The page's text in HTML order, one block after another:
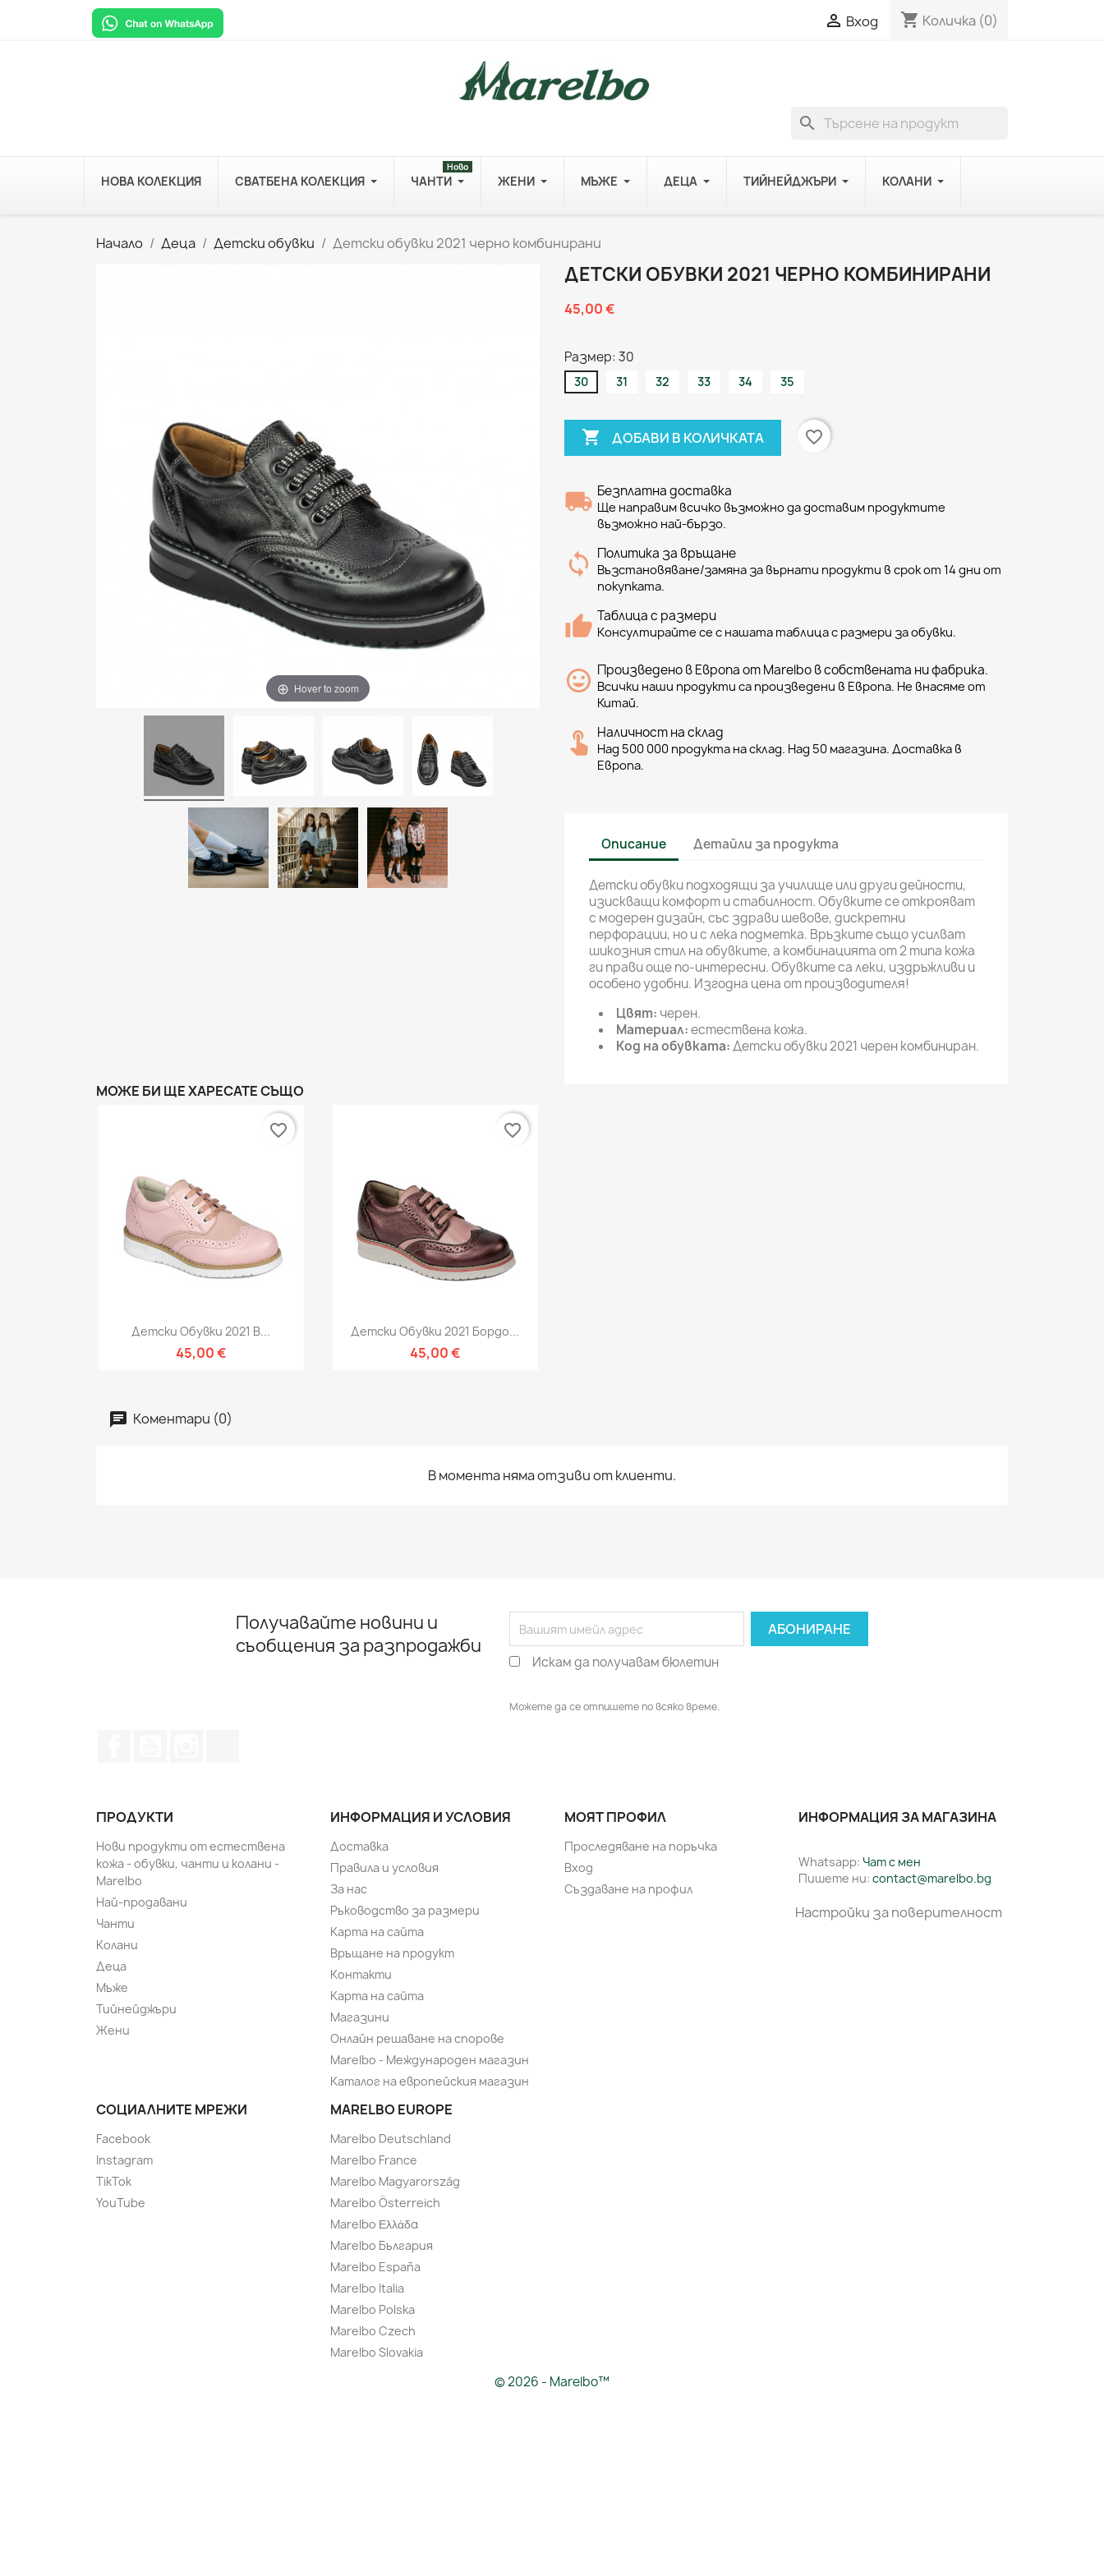
 Вход shopping_cart Количка (0)
search
НОВА КОЛЕКЦИЯ СВАТБЕНА КОЛЕКЦИЯ ЧАНТИ
Ново
ЖЕНИ МЪЖЕ ДЕЦА ТИЙНЕЙДЖЪРИ КОЛАНИ
Начало Деца Детски обувки Детски обувки 2021 черно комбинирани
Hover to zoom
ДЕТСКИ ОБУВКИ 2021 ЧЕРНО КОМБИНИРАНИ
45,00 €
Размер: 30
30 31 32 33 34 35
 ДОБАВИ В КОЛИЧКАТА favorite_border
Безплатна доставка
Ще направим всичко възможно да доставим продуктите
възможно най-бързо.
Политика за връщане
Възстановяване/замяна за върнати продукти в срок от 14 дни от
покупката.
Таблица с размери
Консултирайте се с нашата таблица с размери за обувки.
Произведено в Европа от Marelbo в собствената ни фабрика.
Всички наши продукти са произведени в Европа. Не внасяме от
Китай.
Наличност на склад
Над 500 000 продукта на склад. Над 50 магазина. Доставка в
Европа.
Описание Детайли за продукта
Детски обувки подходящи за училище или други дейности,
изискващи комфорт и стабилност. Обувките се открояват
с модерен дизайн, със здрави шевове, дискретни
перфорации, но и с лека подметка. Връзките също усилват
шикозния стил на обувките, а комбинацията от 2 типа кожа
ги прави още по-интересни. Обувките са леки, издръжливи и
особено удобни. Изгодна цена от производителя!
Цвят: черен.
Материал:естествена кожа.
Код на обувката:Детски обувки 2021 черен комбиниран.
МОЖЕ БИ ЩЕ ХАРЕСАТЕ СЪЩО
Бърз преглед
Детски Обувки 2021 В...
45,00 €
favorite_border
Бърз преглед
Детски Обувки 2021 Бордо...
45,00 €
favorite_border
Коментари (0)
В момента няма отзиви от клиенти.
Получавайте новини и
съобщения за разпродажби
Искам да получавам бюлетин
Можете да се отпишете по всяко време.
ПРОДУКТИ
Нови продукти от естествена
кожа - обувки, чанти и колани -
Marelbo
Най-продавани
Чанти
Колани
Деца
Мъже
Тийнейджъри
Жени
ИНФОРМАЦИЯ И УСЛОВИЯ
Доставка
Правила и условия
За нас
Ръководство за размери
Карта на сайта
Връщане на продукт
Контакти
Карта на сайта
Магазини
Онлайн решаване на спорове
Marelbo - Международен магазин
Каталог на европейския магазин
СОЦИАЛНИТЕ МРЕЖИ
Facebook
Instagram
TikTok
YouTube
MARELBO EUROPE
Marelbo Deutschland
Marelbo France
Marelbo Magyarország
Marelbo Österreich
Marelbo Ελλάδα
Marelbo България
Marelbo España
Marelbo Italia
Marelbo Polska
Marelbo Czech
Marelbo Slovakia
МОЯТ ПРОФИЛ
Проследяване на поръчка
Вход
Създаване на профил
ИНФОРМАЦИЯ ЗА МАГАЗИНА
Whatsapp: Чат с мен
Пишете ни: contact@marelbo.bg
Настройки за поверителност
© 2026 - Marelbo™